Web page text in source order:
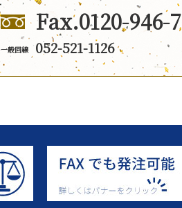
Fax.0120-946-
一般回線 052-521-1126